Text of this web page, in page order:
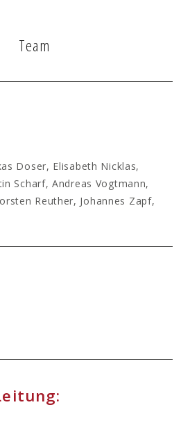
Team
Doser, Elisabeth Nicklas,
Scharf, Andreas Vogtmann,
Reuther, Johannes Zapf,